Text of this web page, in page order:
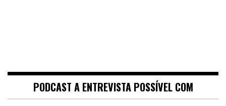
PODCAST A ENTREVISTA POSSÍVEL COM